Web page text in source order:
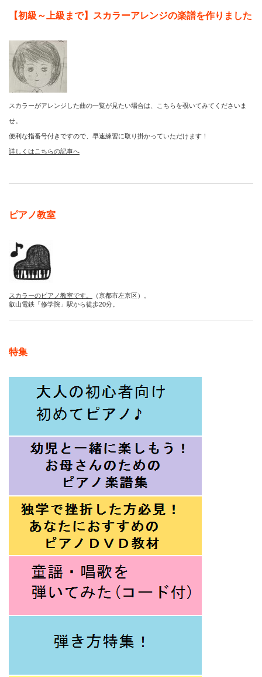
【初級～上級まで】スカラーアレンジの楽譜を作りました
スカラーがアレンジした曲の一覧が見たい場合は、こちらを覗いてみてくださいま
せ。
便利な指番号付きですので、早速練習に取り掛かっていただけます！
詳しくはこちらの記事へ
ピアノ教室
スカラーのピアノ教室です。
（京都市左京区）。
叡山電鉄「修学院」駅から徒歩20分。
特集